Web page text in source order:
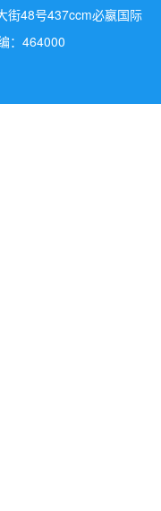
街48号437ccm必嬴国际
：464000